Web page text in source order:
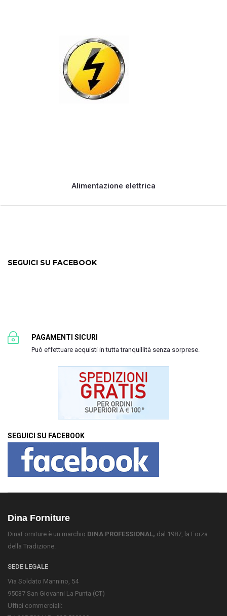
Alimentazione elettrica
SEGUICI SU FACEBOOK
PAGAMENTI SICURI
Può effettuare acquisti in tutta tranquillità senza sorprese.
SEGUICI SU FACEBOOK
Dina Forniture
DinaForniture è un marchio DINA PROFESSIONAL, dal 1987, la Forza
della Tradizione.
SEDE LEGALE
Via Soldato Mannino, 54
95037 San Giovanni La Punta (CT)
Uffici commerciali: